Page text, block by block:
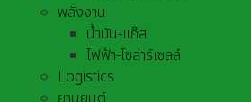
พลังงาน
น้ำมัน-แก๊ส
ไฟฟ้า-โซล่าร์เซลล์
Logistics